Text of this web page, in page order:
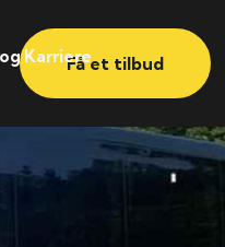
KarriereFå et tilbud